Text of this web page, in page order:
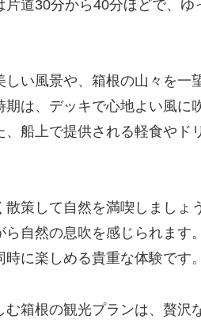
道30分から40分ほどで、ゆ
い風景や、箱根の山々を一
は、デッキで心地よい風に
船上で提供される軽食やド
策して自然を満喫しましょ
ら自然の息吹を感じられます
に楽しめる貴重な体験です。
箱根の観光プランは、贅沢